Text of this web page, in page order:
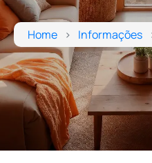
Home Informações